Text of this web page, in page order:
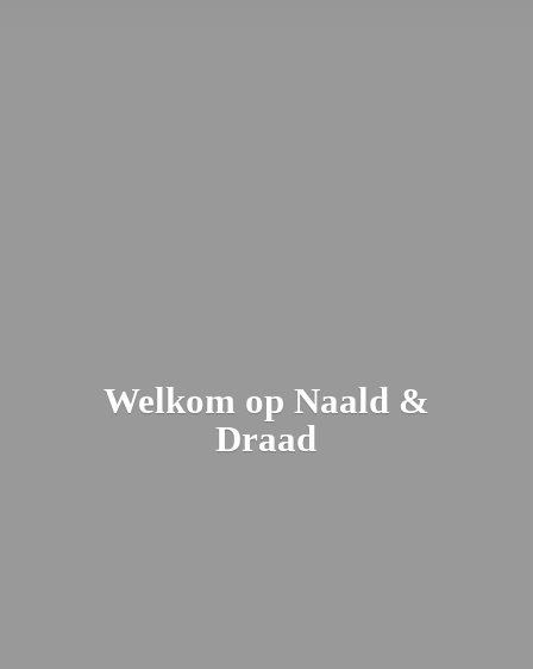
Welkom op Naald &
Draad